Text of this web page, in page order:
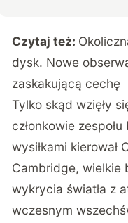
Czytaj też:
dysk. Nowe
zaskakującą cechę
Tylko skąd wzięły
członkowie
wysiłkami kierował
Cambridge, wielkie
wykrycia światła z
wczesnym